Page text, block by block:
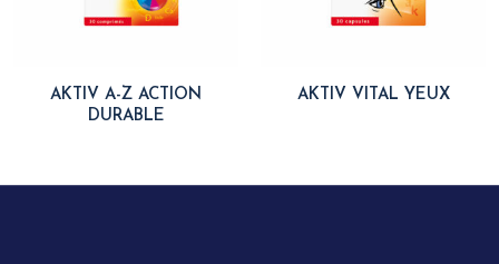
AKTIV A-Z ACTION
DURABLE
AKTIV VITAL YEUX